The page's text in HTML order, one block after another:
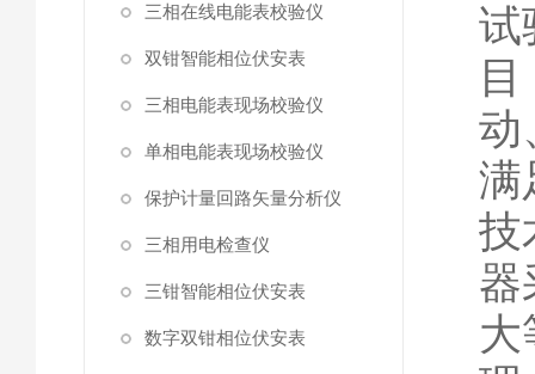
三相在线电能表校验仪
双钳智能相位伏安表
三相电能表现场校验仪
单相电能表现场校验仪
保护计量回路矢量分析仪
三相用电检查仪
三钳智能相位伏安表
数字双钳相位伏安表
试
动
满
技
器
大